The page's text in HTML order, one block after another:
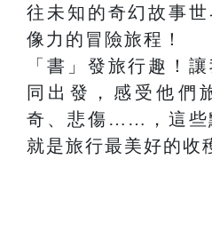
往未知的奇幻故事
像力的冒險旅程！
「書」發旅行趣！
同出發，感受他們
奇、悲傷……，這些
就是旅行最美好的收